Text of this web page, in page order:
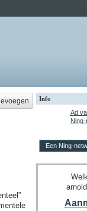
Info
Ad
Een Ning-